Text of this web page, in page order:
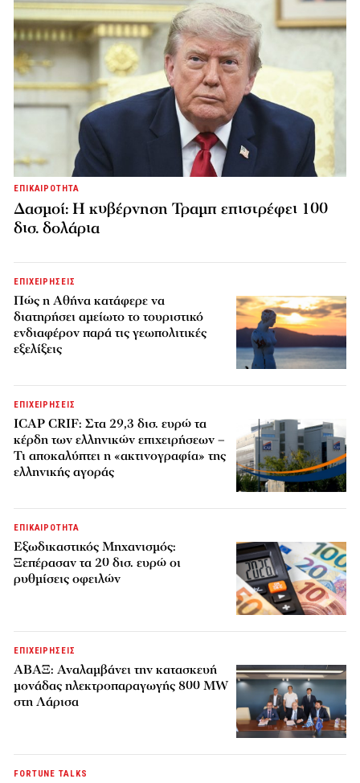
ΕΠΙΚΑΙΡΟΤΗΤΑ
Δασμοί: Η κυβέρνηση Τραμπ επιστρέφει 100
δισ. δολάρια
ΕΠΙΧΕΙΡΗΣΕΙΣ
Πώς η Αθήνα κατάφερε να
διατηρήσει αμείωτο το τουριστικό
ενδιαφέρον παρά τις γεωπολιτικές
εξελίξεις
ΕΠΙΧΕΙΡΗΣΕΙΣ
ICAP CRIF: Στα 29,3 δισ. ευρώ τα
κέρδη των ελληνικών επιχειρήσεων –
Τι αποκαλύπτει η «ακτινογραφία» της
ελληνικής αγοράς
ΕΠΙΚΑΙΡΟΤΗΤΑ
Εξωδικαστικός Μηχανισμός:
Ξεπέρασαν τα 20 δισ. ευρώ οι
ρυθμίσεις οφειλών
ΕΠΙΧΕΙΡΗΣΕΙΣ
ΑΒΑΞ: Αναλαμβάνει την κατασκευή
μονάδας ηλεκτροπαραγωγής 800 MW
στη Λάρισα
FORTUNE TALKS